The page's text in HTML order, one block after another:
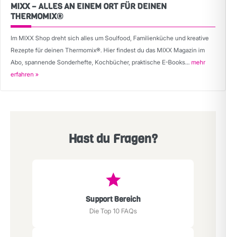
MIXX – ALLES AN EINEM ORT FÜR DEINEN
THERMOMIX®
Im MIXX Shop dreht sich alles um Soulfood, Familienküche und kreative
Rezepte für deinen Thermomix®. Hier findest du das MIXX Magazin im
Abo, spannende Sonderhefte, Kochbücher, praktische E-Books... mehr
erfahren »
Hast du Fragen?
Support Bereich
Die Top 10 FAQs